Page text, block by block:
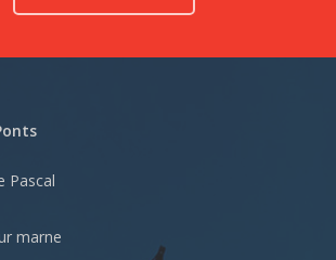
Pascal
marne